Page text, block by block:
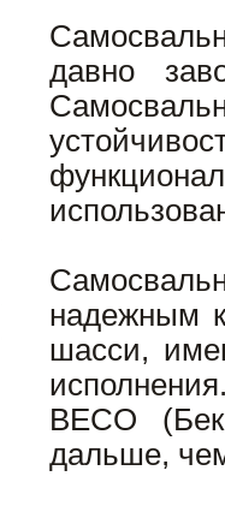
давно
надежным
шасси,
BECO
дальше,